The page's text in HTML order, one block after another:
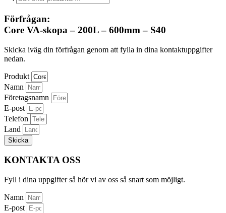
Förfrågan:
Core VA-skopa – 200L – 600mm – S40
Skicka iväg din förfrågan genom att fylla in dina kontaktuppgifter
nedan.
Produkt
Namn
Företagsnamn
E-post
Telefon
Land
Skicka
KONTAKTA OSS
Fyll i dina uppgifter så hör vi av oss så snart som möjligt.
Namn
E-post